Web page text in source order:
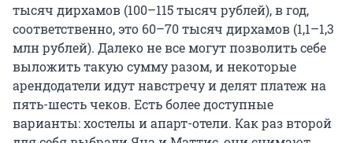
тысяч дирхамов (100–115 тысяч рублей), в год,
соответственно, это 60–70 тысяч дирхамов (1,1–1,3
млн рублей). Далеко не все могут позволить себе
выложить такую сумму разом, и некоторые
арендодатели идут навстречу и делят платеж на
пять-шесть чеков. Есть более доступные
варианты: хостелы и апарт-отели. Как раз второй